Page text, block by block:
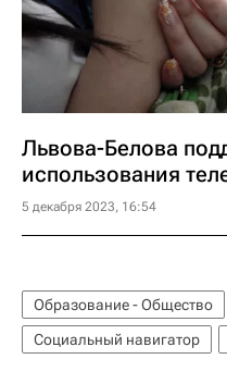
Львова-Белова
использования
5 декабря 2023, 16:54
Образование - Общество
Социальный навигатор